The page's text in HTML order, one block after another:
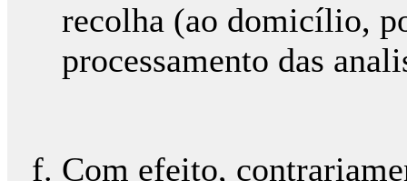
recolha (ao domicílio,
processamento das
Com efeito,